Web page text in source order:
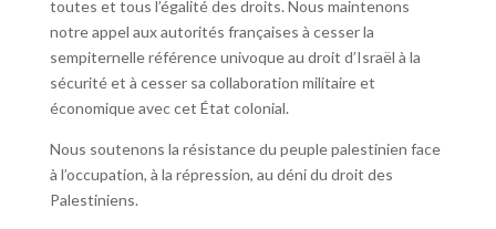
toutes et tous l’égalité des droits. Nous maintenons
notre appel aux autorités françaises à cesser la
sempiternelle référence univoque au droit d’Israël à la
sécurité et à cesser sa collaboration militaire et
économique avec cet État colonial.
Nous soutenons la résistance du peuple palestinien face
à l’occupation, à la répression, au déni du droit des
Palestiniens.